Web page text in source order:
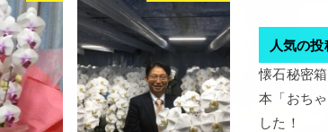
人気の
懐石秘密
本「おち
した！